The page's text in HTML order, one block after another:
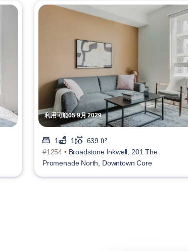
利用可能05 9月 2029
1 1
639 ft²
#1254 • Broadstone Inkwell, 201 The
Promenade North, Downtown Core